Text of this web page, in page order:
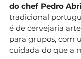
do chef Pedro
tradicional
é de cervejaria
para grupos, com
cuidada do que a